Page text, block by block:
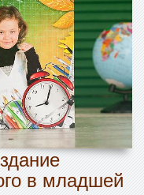
в младшей